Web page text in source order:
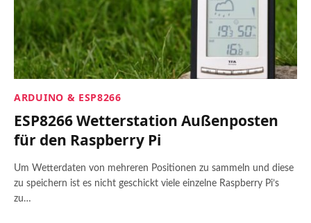
ARDUINO & ESP8266
ESP8266 Wetterstation Außenposten
für den Raspberry Pi
Um Wetterdaten von mehreren Positionen zu sammeln und diese
zu speichern ist es nicht geschickt viele einzelne Raspberry Pi’s
zu…